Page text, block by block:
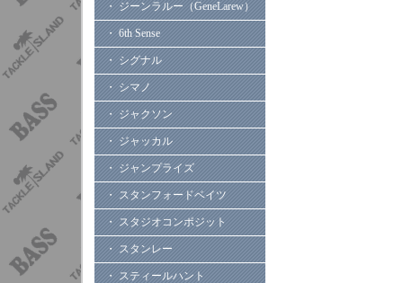
・ ジーンラルー（GeneLarew）
・ 6th Sense
・ シグナル
・ シマノ
・ ジャクソン
・ ジャッカル
・ ジャンプライズ
・ スタンフォードベイツ
・ スタジオコンポジット
・ スタンレー
・ スティールハント